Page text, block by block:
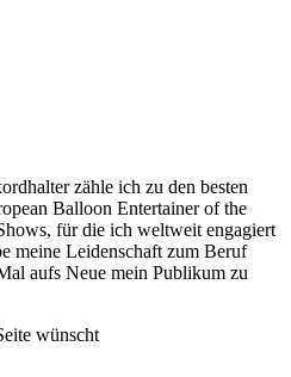
zähle ich zu den besten
Balloon Entertainer of the
für die ich weltweit engagiert
meine Leidenschaft zum Beruf
aufs Neue mein Publikum zu
wünscht